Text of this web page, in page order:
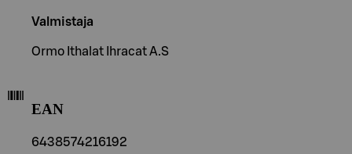
Valmistaja
Ormo Ithalat Ihracat A.S
EAN
6438574216192